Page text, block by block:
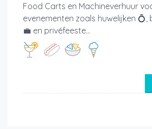
Food Carts en Machineverhuur
evenementen zoals huwelijken 💍,
💼 en privéfeeste...